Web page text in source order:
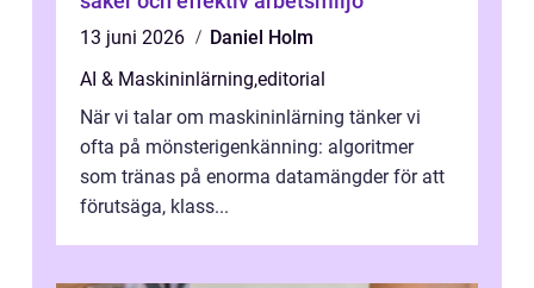
13 juni 2026
Daniel Holm
AI & Maskininlärning,editorial
När vi talar om maskininlärning tänker vi
ofta på mönsterigenkänning: algoritmer
som tränas på enorma datamängder för att
förutsäga, klass...